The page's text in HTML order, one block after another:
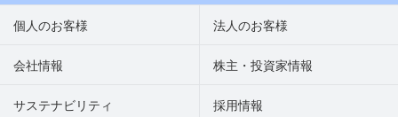
個人のお客様 法人のお客様
会社情報 株主・投資家情報
サステナビリティ 採用情報